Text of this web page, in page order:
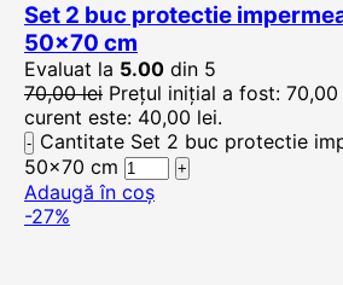
Set 2 buc protectie
50×70 cm
Evaluat la 5.00 din 5
70,00lei Prețul inițial a fost: 70,00
curent este: 40,00 lei.
Cantitate Set 2 buc protectie
50x70 cm
Adaugă în coș
-27%